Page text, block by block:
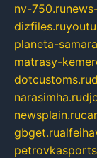
nv-750.ru
dizfiles.ru
planeta-
matrasy-
dotcustoms.ru
narasimha.ru
newsplain.ru
gbget.ru